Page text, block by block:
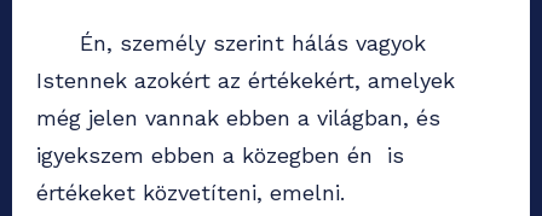
Én, személy szerint hálás vagyok
Istennek azokért az értékekért, amelyek
még jelen vannak ebben a világban, és
igyekszem ebben a közegben én is
értékeket közvetíteni, emelni.